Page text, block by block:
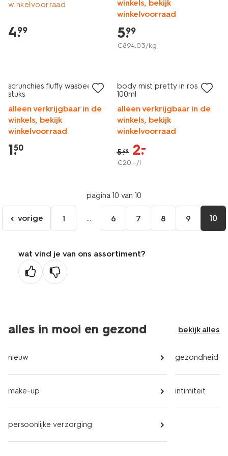
winkelvoorraad
4.
99
winkels, bekijk
winkelvoorraad
5.
99
€894.03/kg
scrunchies fluffy wasbeer - 3
stuks
alleen verkrijgbaar in de
winkels, bekijk
winkelvoorraad
1.
50
vegan
body mist pretty in rose
100ml
alleen verkrijgbaar in de
winkels, bekijk
winkelvoorraad
5.49 2.
–
€20.–/l
pagina 10 van 10
ga
naar
vorige
pagina
vorige 1 ... 6 7 8 9 10
wat vind je van ons assortiment?
alles in mooi en gezond bekijk alles
nieuw
make-up
persoonlijke verzorging
gezondheid
intimiteit